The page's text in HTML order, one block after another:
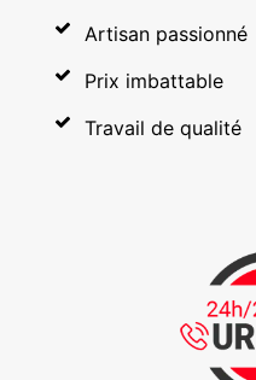
Artisan passionné
Prix imbattable
Travail de qualité